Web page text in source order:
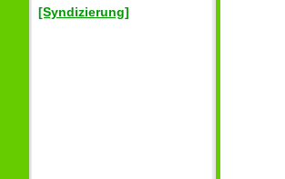
[Syndizierung]